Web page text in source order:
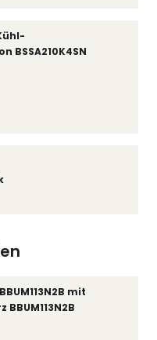
BSSA210K4SN
mit
BBUM113N2B